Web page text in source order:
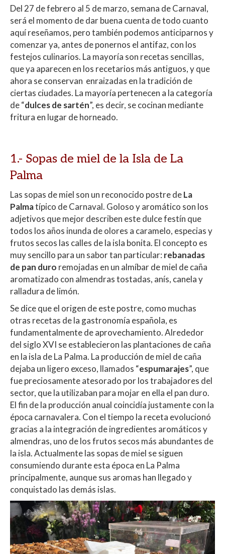
Del 27 de febrero al 5 de marzo, semana de Carnaval,
será el momento de dar buena cuenta de todo cuanto
aquí reseñamos, pero también podemos anticiparnos y
comenzar ya, antes de ponernos el antifaz, con los
festejos culinarios. La mayoría son recetas sencillas,
que ya aparecen en los recetarios más antiguos, y que
ahora se conservan enraizadas en la tradición de
ciertas ciudades. La mayoría pertenecen a la categoría
de “dulces de sartén”, es decir, se cocinan mediante
fritura en lugar de horneado.
1.- Sopas de miel de la Isla de La
Palma
Las sopas de miel son un reconocido postre deLa
Palmatípico de Carnaval. Goloso y aromático son los
adjetivos que mejor describen este dulce festín que
todos los años inunda de olores a caramelo, especias y
frutos secos las calles de la isla bonita. El concepto es
muy sencillo para un sabor tan particular: rebanadas
de pan duro remojadas en un almíbar de miel de caña
aromatizado con almendras tostadas, anís, canela y
ralladura de limón.
Se dice que el origen de este postre, como muchas
otras recetas de la gastronomía española, es
fundamentalmente de aprovechamiento. Alrededor
del siglo XVI se establecieron las plantaciones de caña
en la isla de La Palma. La producción de miel de caña
dejaba un ligero exceso, llamados “espumarajes”, que
fue preciosamente atesorado por los trabajadores del
sector, que la utilizaban para mojar en ella el pan duro.
El fin de la producción anual coincidía justamente con la
época carnavalera. Con el tiempo la receta evolucionó
gracias a la integración de ingredientes aromáticos y
almendras, uno de los frutos secos más abundantes de
la isla. Actualmente las sopas de miel se siguen
consumiendo durante esta época en La Palma
principalmente, aunque sus aromas han llegado y
conquistado las demás islas.